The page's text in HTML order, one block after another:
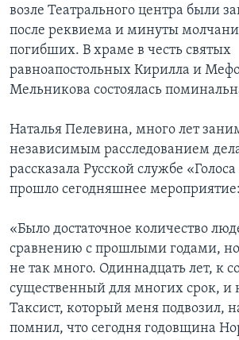
возле Театрального центра были
после реквиема и минуты
погибших. В храме в честь святых
равноапостольных Кирилла и
Мельникова состоялась
Наталья Пелевина, много лет
независимым расследованием
рассказала Русской службе
прошло сегодняшнее мероприятие:
«Было достаточное количество
сравнению с прошлыми годами,
не так много. Одиннадцать лет, к
существенный для многих срок, и
Таксист, который меня подвозил,
помнил, что сегодня годовщина